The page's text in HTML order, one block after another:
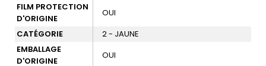
FILM PROTECTION
D'ORIGINE
OUI
CATÉGORIE
2 - JAUNE
EMBALLAGE
D'ORIGINE
OUI